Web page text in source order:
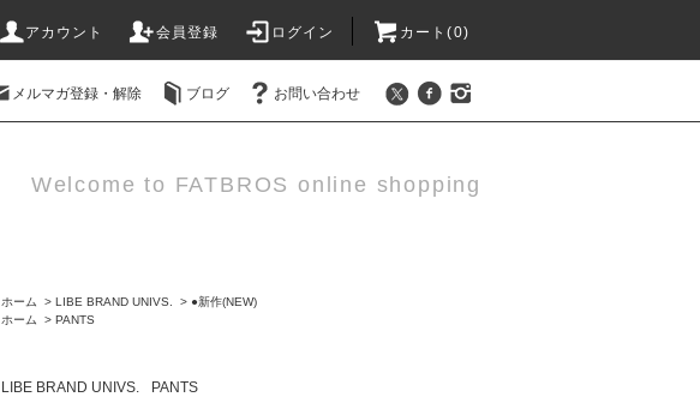
アカウント 会員登録 ログイン カート(0)
メルマガ登録・解除 ブログ お問い合わせ
Welcome to FATBROS online shopping
ホーム > LIBE BRAND UNIVS. > ●新作(NEW)
ホーム
> PANTS
LIBE BRAND UNIVS. PANTS